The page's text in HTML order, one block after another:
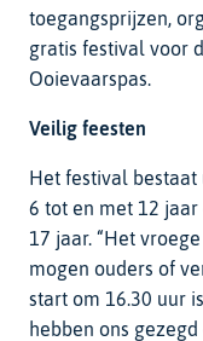
toegangsprijzen,
gratis festival voor
Ooievaarspas.
Veilig feesten
Het festival
6 tot en met 12
17 jaar. “Het
mogen ouders of
start om 16.30 uur
hebben ons